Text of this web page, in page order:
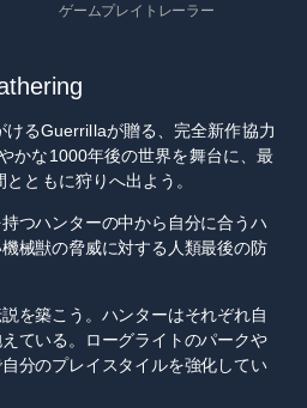
ゲームプレイトレーラー
けるGuerrillaが贈る、完全新作協力
かな1000年後の世界を舞台に、最
ともに狩りへ出よう。
つハンターの中から自分に合うハ
械獣の脅威に対する人類最後の防
を築こう。ハンターはそれぞれ自
ている。ローグライトのパークや
分のプレイスタイルを強化してい